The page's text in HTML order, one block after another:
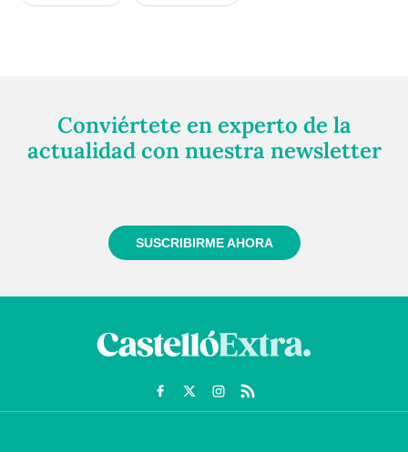
Conviértete en experto de la
actualidad con nuestra newsletter
SUSCRIBIRME AHORA